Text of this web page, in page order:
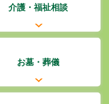
介護・福祉相談
お墓・葬儀